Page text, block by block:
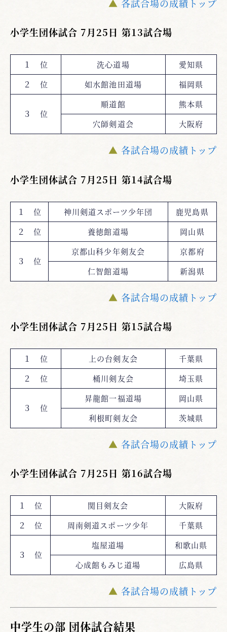
▲ 各試合場の成績トップ
小学生団体試合 7月25日 第13試合場
１ 位 洗心道場
愛知県
２ 位
如水館池田道場 福岡県
３ 位
順道館
熊本県
穴師剣道会
大阪府
▲ 各試合場の成績トップ
小学生団体試合 7月25日 第14試合場
１ 位 神川剣道スポーツ少年団
鹿児島県
２ 位
養徳館道場 岡山県
３ 位
京都山科少年剣友会
京都府
仁智館道場
新潟県
▲ 各試合場の成績トップ
小学生団体試合 7月25日 第15試合場
１ 位 上の台剣友会
千葉県
２ 位
桶川剣友会 埼玉県
３ 位
昇龍館一福道場
岡山県
利根町剣友会
茨城県
▲ 各試合場の成績トップ
小学生団体試合 7月25日 第16試合場
１ 位 関目剣友会
大阪府
２ 位
周南剣道スポーツ少年 千葉県
３ 位
塩屋道場
和歌山県
心成館もみじ道場
広島県
▲ 各試合場の成績トップ
中学生の部 団体試合結果